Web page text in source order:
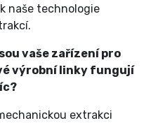
naše technologie
vaše zařízení pro
výrobní linky fungují
extrakci